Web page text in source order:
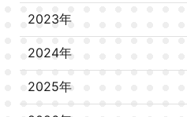
2023年
2024年
2025年